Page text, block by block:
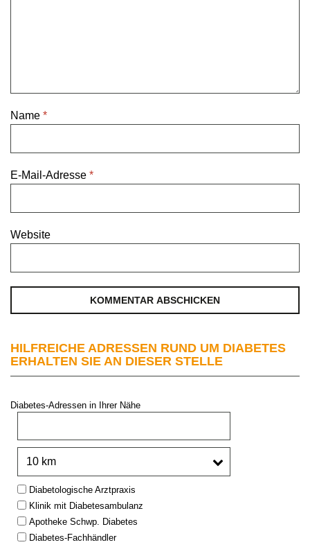
Name *
E-Mail-Adresse *
Website
HILFREICHE ADRESSEN RUND UM DIABETES
ERHALTEN SIE AN DIESER STELLE
Diabetes-Adressen in Ihrer Nähe
Type:Diabetologische Arztpraxis
Klinik mit Diabetesambulanz
Apotheke Schwp. Diabetes
Diabetes-Fachhändler